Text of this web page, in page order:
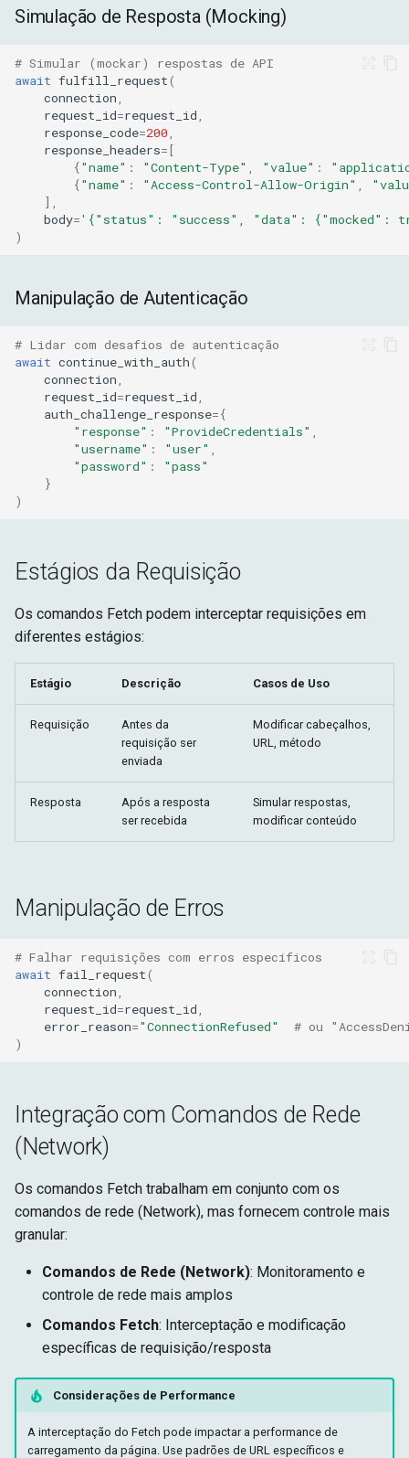
Simulação de Resposta (Mocking)
# Simular (mockar) respostas de API
await fulfill_request(
connection
request_id=request_id
response_code=200
response_headers=[
{"name" : "Content-Type" "value" :
{"name" : "Access-Control-Allow-Origin"
],
body='{"status": "success", "data": {"mocked":
)
Manipulação de Autenticação
# Lidar com desafios de autenticação
await continue_with_auth(
connection
request_id=request_id
auth_challenge_response={
"response" : "ProvideCredentials"
"username" : "user"
"password" :
"pass"
}
)
Estágios da Requisição
Os comandos Fetch podem interceptar requisições em
diferentes estágios:
Estágio Descrição Casos de Uso
Requisição
Antes da
requisição ser
enviada
Modificar cabeçalhos,
URL, método
Resposta
Após a resposta
ser recebida
Simular respostas,
modificar conteúdo
Manipulação de Erros
# Falhar requisições com erros específicos
await fail_request(
connection
request_id=request_id
error_reason="ConnectionRefused"
# ou
)
Integração com Comandos de Rede
(Network)
Os comandos Fetch trabalham em conjunto com os
comandos de rede (Network), mas fornecem controle mais
granular:
Comandos de Rede (Network): Monitoramento e
controle de rede mais amplos
Comandos Fetch: Interceptação e modificação
específicas de requisição/resposta
Considerações de Performance
A interceptação do Fetch pode impactar a performance de
carregamento da página. Use padrões de URL específicos e